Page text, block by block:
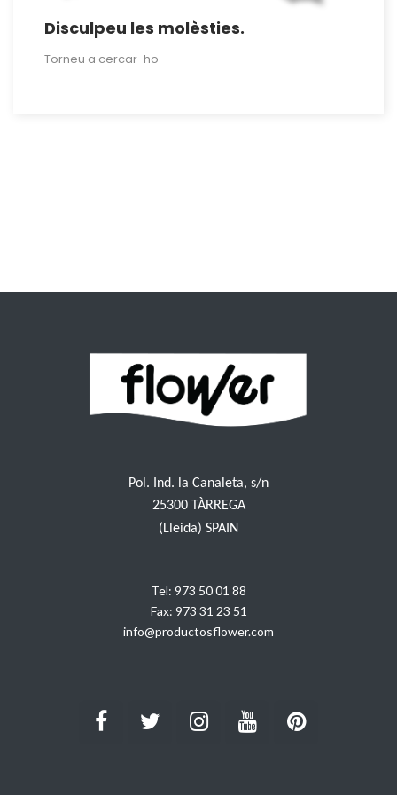
Disculpeu les molèsties.
Torneu a cercar-ho
Pol. Ind. la Canaleta, s/n
25300 TÀRREGA
(Lleida) SPAIN
Tel: 973 50 01 88
Fax: 973 31 23 51
info@productosflower.com